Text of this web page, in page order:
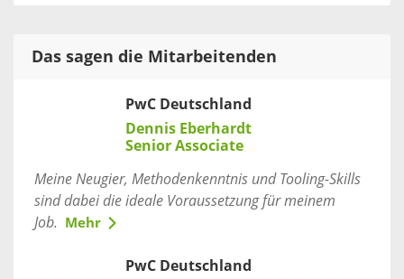
Das sagen die Mitarbeitenden
PwC Deutschland
Dennis Eberhardt
Senior Associate
Meine Neugier, Methodenkenntnis und Tooling-Skills
sind dabei die ideale Voraussetzung für meinem
Job. Mehr
PwC Deutschland